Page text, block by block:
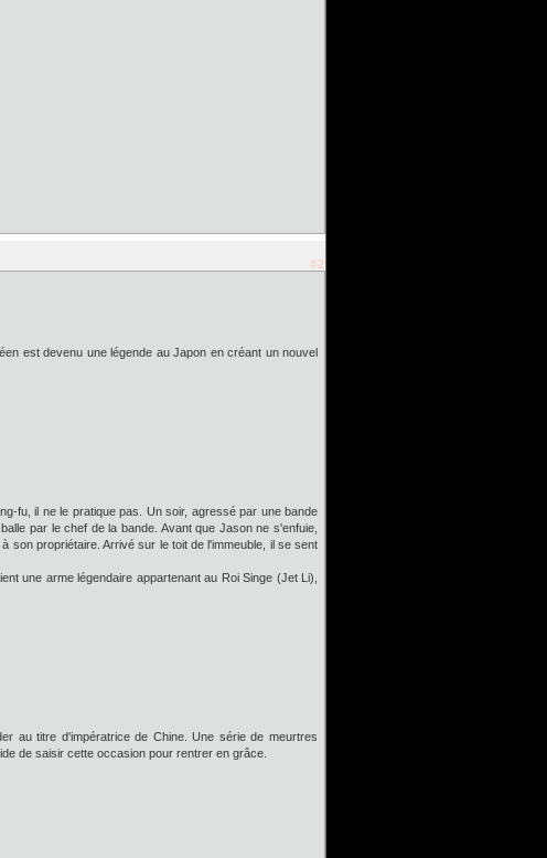
#2
est devenu une légende au Japon en créant un nouvel
fu, il ne le pratique pas. Un soir, agressé par une bande
par le chef de la bande. Avant que Jason ne s'enfuie,
son propriétaire. Arrivé sur le toit de l'immeuble, il se sent
une arme légendaire appartenant au Roi Singe (Jet Li),
au titre d'impératrice de Chine. Une série de meurtres
de saisir cette occasion pour rentrer en grâce.